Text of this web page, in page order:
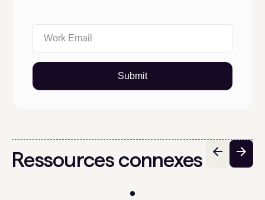
Submit
Ressources connexes